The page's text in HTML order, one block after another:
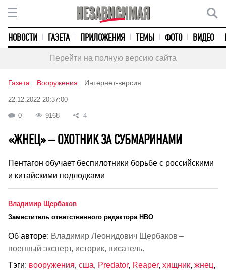
НОВОСТИ ГАЗЕТА ПРИЛОЖЕНИЯ ТЕМЫ ФОТО ВИДЕО
Перейти на полную версию сайта
Газета Вооружения Интернет-версия
22.12.2022 20:37:00
0 9168 4
«ЖНЕЦ» – ОХОТНИК ЗА СУБМАРИНАМИ
Пентагон обучает беспилотники борьбе с российскими
и китайскими подлодками
Владимир Щербаков
Заместитель ответственного редактора НВО
Об авторе: Владимир Леонидович Щербаков –
военный эксперт, историк, писатель.
Тэги: вооружения, сша, Predator, Reaper, хищник, жнец,